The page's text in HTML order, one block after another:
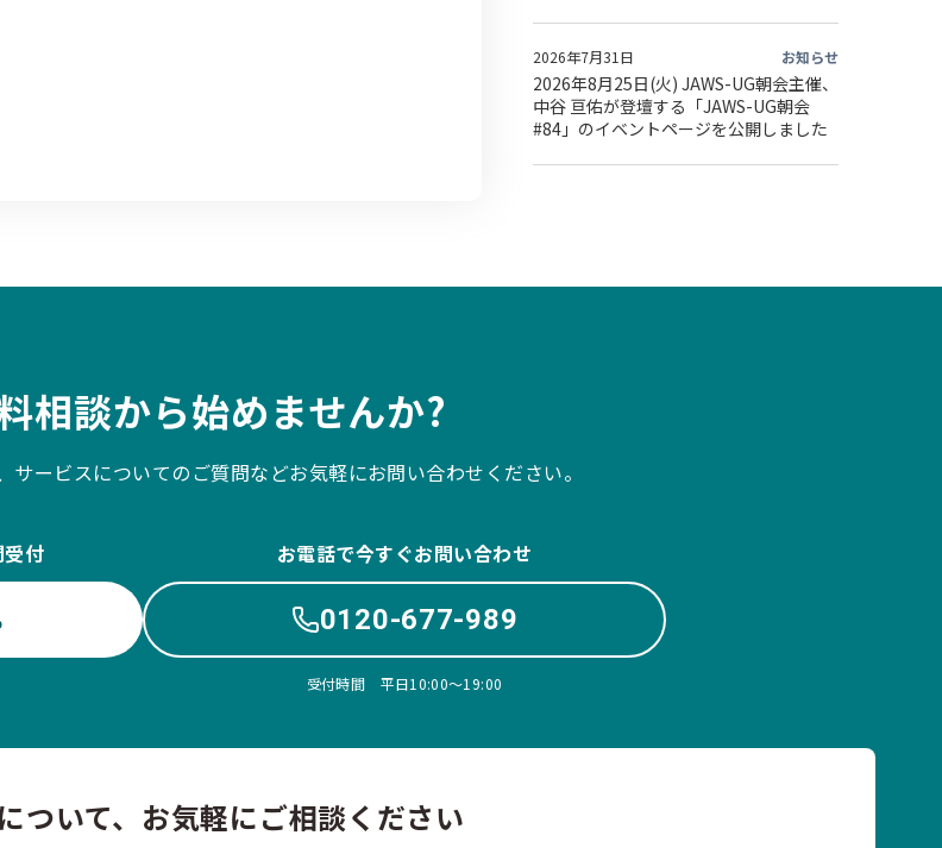
2026年7月31日 お知らせ
2026年8月25日(火) JAWS-UG朝会主催、
中谷 亘佑が登壇する「JAWS-UG朝会
#84」のイベントページを公開しました
相談から始めませんか?
ービスについてのご質問などお気軽にお問い合わせください。
付 お電話で今すぐお問い合わせ
0120-677-989
受付時間 平日10:00〜19:00
ついて、お気軽にご相談ください